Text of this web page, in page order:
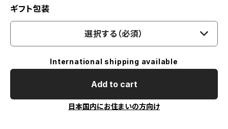
ギフト包装
選択する（必須）
International shipping available
Add to cart
日本国内にお住まいの方向け